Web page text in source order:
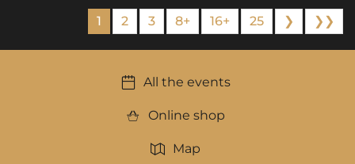
1 2 3 8+ 16+ 25 ❯ ❯❯
All the events
Online shop
Map